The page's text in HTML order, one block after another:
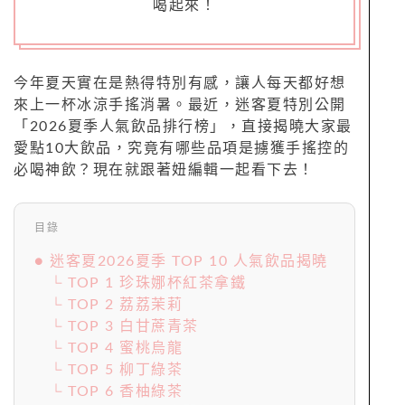
喝起來！
今年夏天實在是熱得特別有感，讓人每天都好想
來上一杯冰涼手搖消暑。最近，迷客夏特別公開
「2026夏季人氣飲品排行榜」，直接揭曉大家最
愛點10大飲品，究竟有哪些品項是擄獲手搖控的
必喝神飲？現在就跟著妞編輯一起看下去！
目錄
● 迷客夏2026夏季 TOP 10 人氣飲品揭曉
└ TOP 1 珍珠娜杯紅茶拿鐵
└ TOP 2 荔荔茉莉
└ TOP 3 白甘蔗青茶
└ TOP 4 蜜桃烏龍
└ TOP 5 柳丁綠茶
└ TOP 6 香柚綠茶